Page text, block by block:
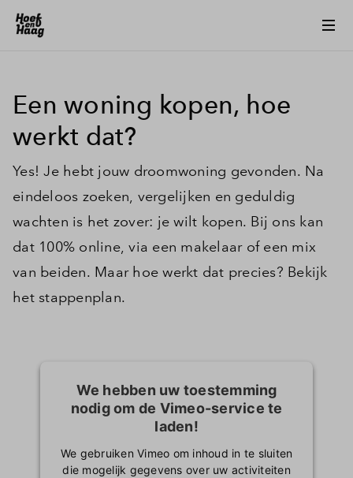
Een woning kopen, hoe
werkt dat?
Yes! Je hebt jouw droomwoning gevonden. Na
eindeloos zoeken, vergelijken en geduldig
wachten is het zover: je wilt kopen. Bij ons kan
dat 100% online, via een makelaar of een mix
van beiden. Maar hoe werkt dat precies? Bekijk
het stappenplan.
We hebben uw toestemming
nodig om de Vimeo-service te
laden!
We gebruiken Vimeo om inhoud in te sluiten
die mogelijk gegevens over uw activiteiten